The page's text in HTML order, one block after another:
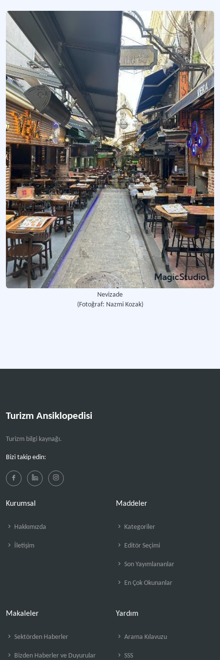
Nevizade
(Fotoğraf: Nazmi Kozak)
Turizm Ansiklopedisi
Turizm bilgi kaynağı.
Bizi takip edin:
Kurumsal
Hakkımızda
İletişim
Maddeler
Kategoriler
Editör Seçimi
Son Yayımlananlar
En Çok Okunanlar
Makaleler
Sektörden Haberler
Bizden Haberler ve Duyurular
Yardım
Arama Kılavuzu
SSS